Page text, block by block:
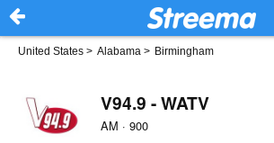
United States > Alabama > Birmingham
V94.9 - WATV
AM · 900